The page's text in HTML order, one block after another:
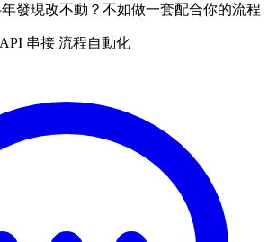
發現改不動？不如做一套配合你的流程
API 串接 流程自動化